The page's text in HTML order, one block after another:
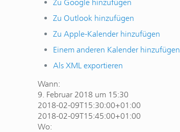
Zu Google hinzufügen
Zu Outlook hinzufügen
Zu Apple-Kalender hinzufügen
Einem anderen Kalender hinzufügen
Als XML exportieren
Wann:
9. Februar 2018 um 15:30
2018-02-09T15:30:00+01:00
2018-02-09T15:45:00+01:00
Wo: